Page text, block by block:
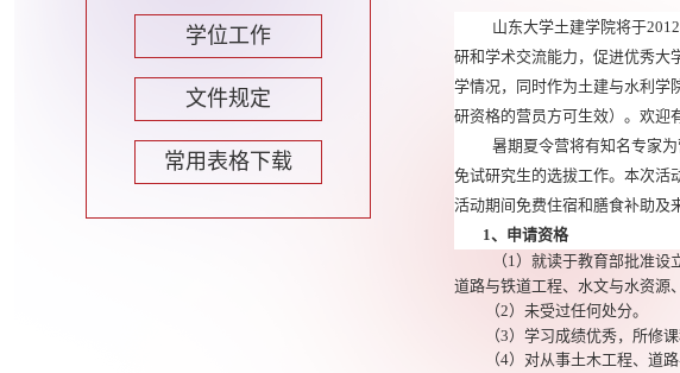
学位工作
文件规定
常用表格下载
山东大学土建学院将于2012
研和学术交流能力，促进优秀大
学情况，同时作为土建与水利学
研资格的营员方可生效）。欢迎
暑期夏令营将有知名专家
免试研究生的选拔工作。本次活
活动期间免费住宿和膳食补助及
1、申请资格
（1）就读于教育部批准设
道路与铁道工程、水文与水资源
（2）未受过任何处分。
（3）学习成绩优秀，所修
（4）对从事土木工程、道